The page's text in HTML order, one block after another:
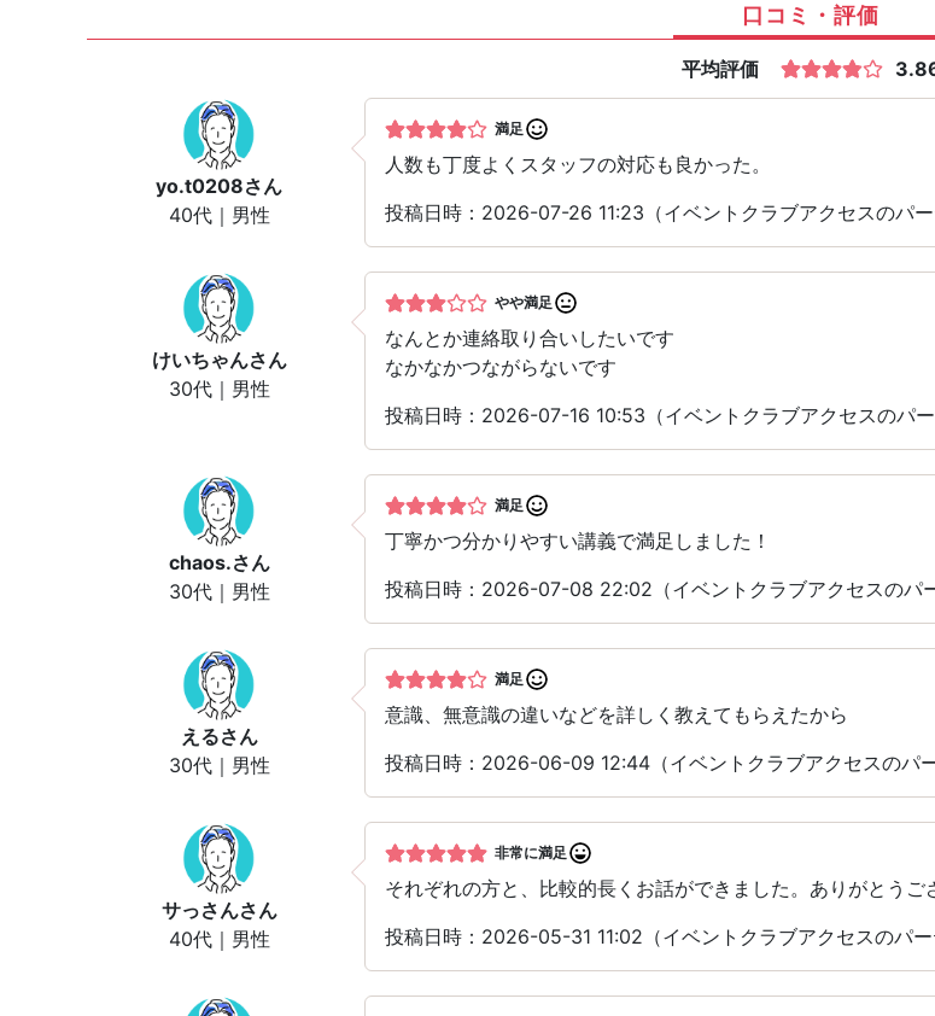
口コミ・評価
平均評価
yo.t0208さん
40代｜男性
満足
人数も丁度よくスタッフの対応も良かった。
投稿日時：2026-07-26 11:23（イベントクラブアクセスのパー
けいちゃんさん
30代｜男性
やや満足
なんとか連絡取り合いしたいです
なかなかつながらないです
投稿日時：2026-07-16 10:53（イベントクラブアクセスのパー
chaos.さん
30代｜男性
満足
丁寧かつ分かりやすい講義で満足しました！
投稿日時：2026-07-08 22:02（イベントクラブアクセスのパ
えるさん
30代｜男性
満足
意識、無意識の違いなどを詳しく教えてもらえたから
投稿日時：2026-06-09 12:44（イベントクラブアクセスのパー
サっさんさん
40代｜男性
非常に満足
それぞれの方と、比較的長くお話ができました。ありがとうご
投稿日時：2026-05-31 11:02（イベントクラブアクセスのパー